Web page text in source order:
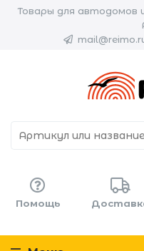
Товары для автодомов
Помощь